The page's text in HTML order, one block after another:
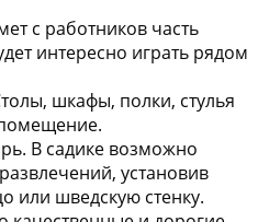
с работников часть
интересно играть рядом
шкафы, полки, стулья
В садике возможно
установив
или шведскую стенку.